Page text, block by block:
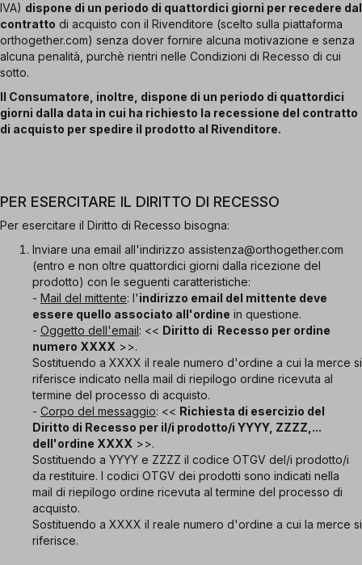
IVA) dispone di un periodo di quattordici giorni per recedere dal
contratto di acquisto con il Rivenditore (scelto sulla piattaforma
orthogether.com) senza dover fornire alcuna motivazione e senza
alcuna penalità, purchè rientri nelle Condizioni di Recesso di cui
sotto.
Il Consumatore, inoltre, dispone di un periodo di quattordici
giorni dalla data in cui ha richiesto la recessione del contratto
di acquisto per spedire il prodotto al Rivenditore.
PER ESERCITARE IL DIRITTO DI RECESSO
Per esercitare il Diritto di Recesso bisogna:
Inviare una email all'indirizzo assistenza@orthogether.com
(entro e non oltre quattordici giorni dalla ricezione del
prodotto) con le seguenti caratteristiche:
- Mail del mittente: l'indirizzo email del mittente deve
essere quello associato all'ordine in questione.
- Oggetto dell'email: << Diritto di Recesso per ordine
numero XXXX >>.
Sostituendo a XXXX il reale numero d'ordine a cui la merce si
riferisce indicato nella mail di riepilogo ordine ricevuta al
termine del processo di acquisto.
- Corpo del messaggio: << Richiesta di esercizio del
Diritto di Recesso per il/i prodotto/i YYYY, ZZZZ,...
dell'ordine XXXX >>.
Sostituendo a YYYY e ZZZZ il codice OTGV del/i prodotto/i
da restituire. I codici OTGV dei prodotti sono indicati nella
mail di riepilogo ordine ricevuta al termine del processo di
acquisto.
Sostituendo a XXXX il reale numero d'ordine a cui la merce si
riferisce.